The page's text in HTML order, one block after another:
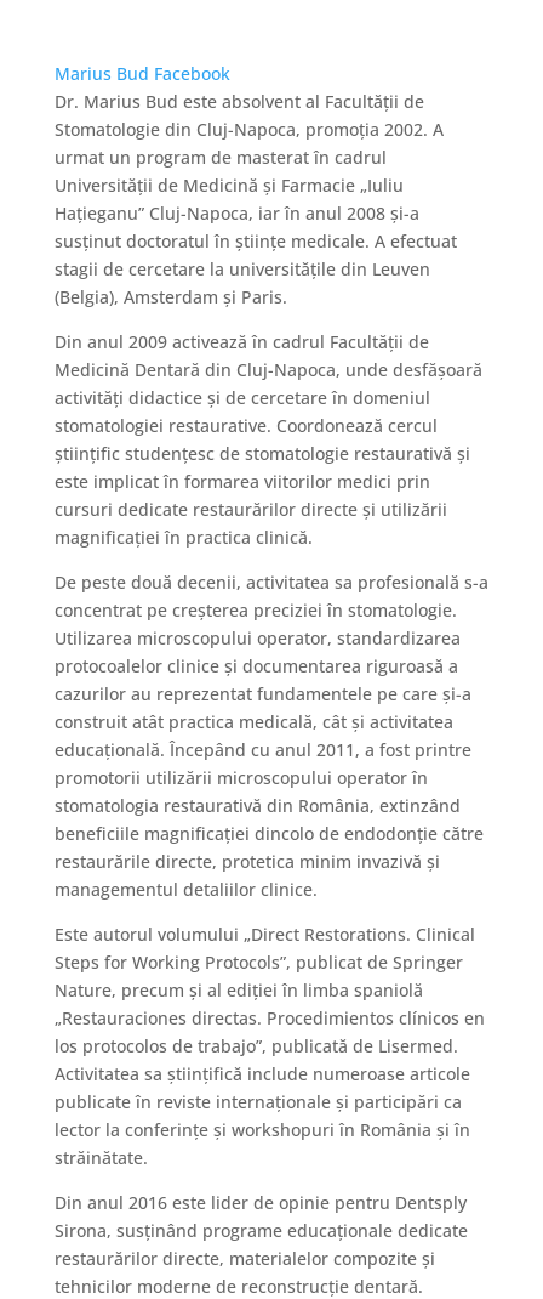
Marius Bud Facebook
Dr. Marius Bud este absolvent al Facultății de
Stomatologie din Cluj-Napoca, promoția 2002. A
urmat un program de masterat în cadrul
Universității de Medicină și Farmacie „Iuliu
Hațieganu” Cluj-Napoca, iar în anul 2008 și-a
susținut doctoratul în științe medicale. A efectuat
stagii de cercetare la universitățile din Leuven
(Belgia), Amsterdam și Paris.
Din anul 2009 activează în cadrul Facultății de
Medicină Dentară din Cluj-Napoca, unde desfășoară
activități didactice și de cercetare în domeniul
stomatologiei restaurative. Coordonează cercul
științific studențesc de stomatologie restaurativă și
este implicat în formarea viitorilor medici prin
cursuri dedicate restaurărilor directe și utilizării
magnificației în practica clinică.
De peste două decenii, activitatea sa profesională s-a
concentrat pe creșterea preciziei în stomatologie.
Utilizarea microscopului operator, standardizarea
protocoalelor clinice și documentarea riguroasă a
cazurilor au reprezentat fundamentele pe care și-a
construit atât practica medicală, cât și activitatea
educațională. Începând cu anul 2011, a fost printre
promotorii utilizării microscopului operator în
stomatologia restaurativă din România, extinzând
beneficiile magnificației dincolo de endodonție către
restaurările directe, protetica minim invazivă și
managementul detaliilor clinice.
Este autorul volumului „Direct Restorations. Clinical
Steps for Working Protocols”, publicat de Springer
Nature, precum și al ediției în limba spaniolă
„Restauraciones directas. Procedimientos clínicos en
los protocolos de trabajo”, publicată de Lisermed.
Activitatea sa științifică include numeroase articole
publicate în reviste internaționale și participări ca
lector la conferințe și workshopuri în România și în
străinătate.
Din anul 2016 este lider de opinie pentru Dentsply
Sirona, susținând programe educaționale dedicate
restaurărilor directe, materialelor compozite și
tehnicilor moderne de reconstrucție dentară.